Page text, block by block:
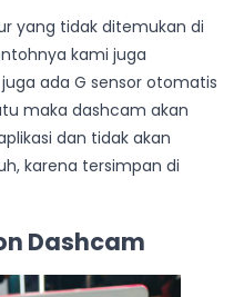
yang tidak ditemukan di
kami juga
ada G sensor otomatis
maka dashcam akan
dan tidak akan
karena tersimpan di
Dashcam